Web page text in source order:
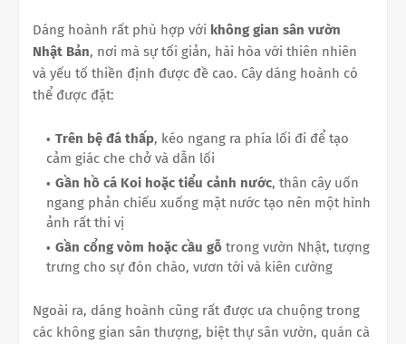
Dáng hoành rất phù hợp với không gian sân vườn
Nhật Bản, nơi mà sự tối giản, hài hòa với thiên nhiên
và yếu tố thiền định được đề cao. Cây dáng hoành có
thể được đặt:
Trên bệ đá thấp, kéo ngang ra phía lối đi để tạo
cảm giác che chở và dẫn lối
Gần hồ cá Koi hoặc tiểu cảnh nước, thân cây uốn
ngang phản chiếu xuống mặt nước tạo nên một hình
ảnh rất thi vị
Gần cổng vòm hoặc cầu gỗ trong vườn Nhật, tượng
trưng cho sự đón chào, vươn tới và kiên cường
Ngoài ra, dáng hoành cũng rất được ưa chuộng trong
các không gian sân thượng, biệt thự sân vườn, quán cà